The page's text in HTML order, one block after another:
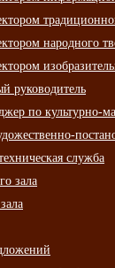
народного
руководитель
по культурно-
служба
зала